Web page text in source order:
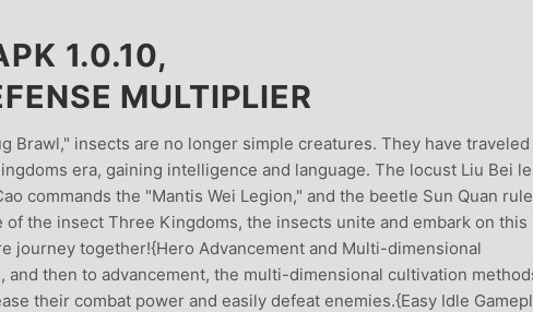
1.0.10,
MULTIPLIER
Brawl," insects are no longer simple creatures. They have traveled
era, gaining intelligence and language. The locust Liu Bei
commands the "Mantis Wei Legion," and the beetle Sun Quan
the insect Three Kingdoms, the insects unite and embark on this
journey together!{Hero Advancement and Multi-dimensional
and then to advancement, the multi-dimensional cultivation
their combat power and easily defeat enemies.{Easy Idle